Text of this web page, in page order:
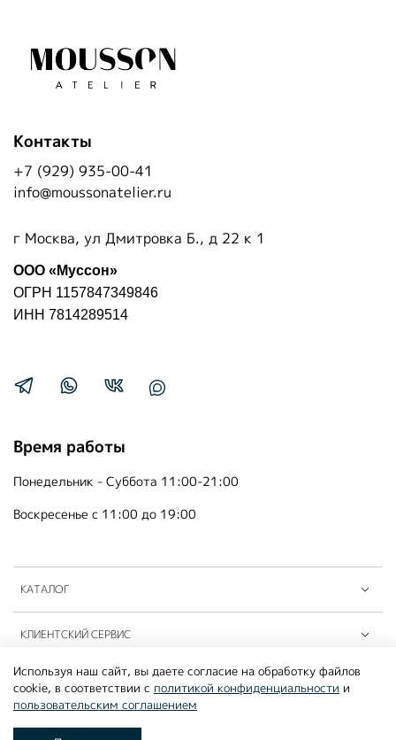
КАТАЛОГ
КЛИЕНТСКИЙ СЕРВИС
ПАРТНЁРЫ B2B
Время работы
Понедельник - Суббота 11:00-21:00
Воскресенье с 11:00 до 19:00
Контакты
+7 (929) 935-00-41
info@moussonatelier.ru
г Москва, ул Дмитровка Б., д 22 к 1
ООО «Муссон»
ОГРН 1157847349846
ИНН 7814289514
©2026MOUSSON ATELIER
Используя наш сайт, вы даете согласие на обработку файлов
cookie, в соответствии с политикой конфиденциальности и
пользовательским соглашением